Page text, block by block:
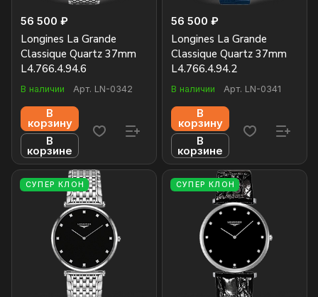
56 500 ₽
Longines La Grande
Classique Quartz 37mm
L4.766.4.94.6
В наличии Арт. LN-0342
В
корзину
В
корзине
56 500 ₽
Longines La Grande
Classique Quartz 37mm
L4.766.4.94.2
В наличии Арт. LN-0341
В
корзину
В
корзине
СУПЕР КЛОН СУПЕР КЛОН